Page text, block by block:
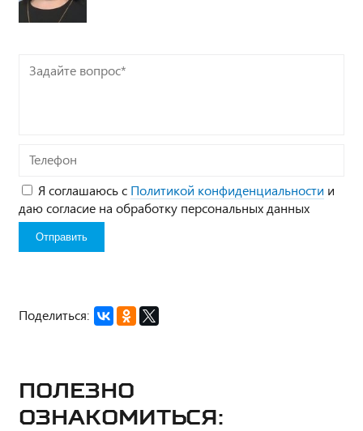
Задайте
Телефон
Я соглашаюсь с Политикой конфиденциальности и
даю согласие на обработку персональных данных
Поделиться:
Полезно
ознакомиться: